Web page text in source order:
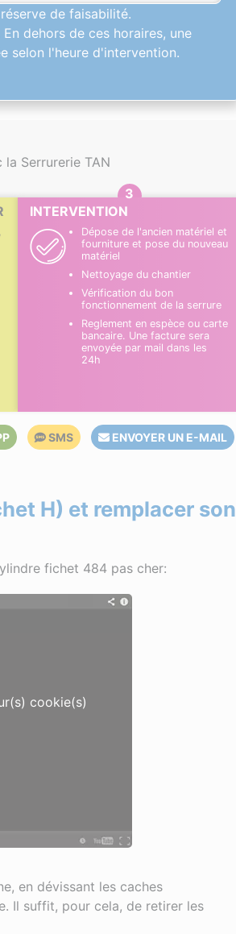
de faisabilité.
dehors de ces horaires, une
selon l'heure d'intervention.
Serrurerie TAN
INTERVENTION
Dépose de l'ancien matériel et
fourniture et pose du nouveau
matériel
Nettoyage du chantier
Vérification du bon
fonctionnement de la serrure
Reglement en espèce ou carte
bancaire. Une facture sera
envoyée par mail dans les
24h
SMS ENVOYER UN E-MAIL
H) et remplacer son
fichet 484 pas cher:
cookie(s)
en dévissant les caches
Il suffit, pour cela, de retirer les